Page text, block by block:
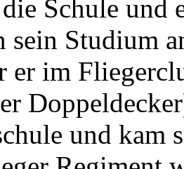
Schule und
sein Studium
er im
und kam